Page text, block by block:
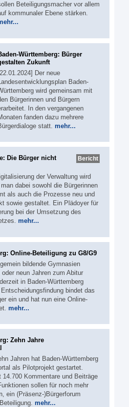
Beteiligungsmacher vor allem
kommunaler Ebene stärken.
Württemberg: Bürger
Zukunft
Der neue
Baden-
wird gemeinsam mit
Bürgerinnen und Bürgern
In den vergangenen
fanden dazu mehrere
statt. mehr...
Bericht
Die Bürger nicht
der Verwaltung wird
dabei sowohl die Bürgerinnen
als auch die Prozesse neu und
sowie gestaltet. Ein Plädoyer für
bei der Umsetzung des
mehr...
Online-Beteiligung zu G8/G9
bildende Gymnasien
neun Jahren zum Abitur
in Baden-Württemberg
bindet das
ein und hat nun eine Online-
mehr...
Zehn Jahre
Jahren hat Baden-Württemberg
als Pilotprojekt gestartet.
14.700 Kommentare und Beiträge
sollen für noch mehr
ein (Präsenz-)Bürgerforum
mehr...